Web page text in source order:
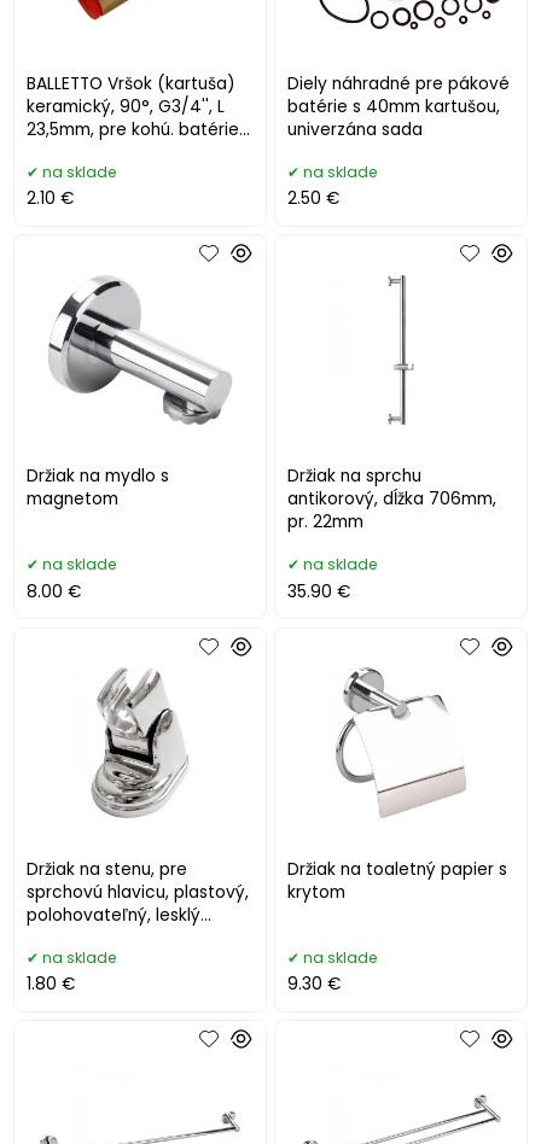
BALLETTO Vršok (kartuša)
keramický, 90°, G3/4'', L
23,5mm, pre kohú. batérie
na sklade
2.10 €
Diely náhradné pre pákové
batérie s 40mm kartušou,
univerzána sada
na sklade
2.50 €
Držiak na mydlo s
magnetom
na sklade
8.00 €
Držiak na sprchu
antikorový, dĺžka 706mm,
pr. 22mm
na sklade
35.90 €
Držiak na stenu, pre
sprchovú hlavicu, plastový,
polohovateľný, lesklý
na sklade
1.80 €
Držiak na toaletný papier s
krytom
na sklade
9.30 €